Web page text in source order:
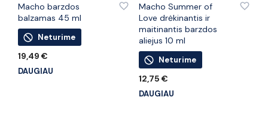
Macho barzdos
balzamas 45 ml
Neturime
19,49 €
DAUGIAU
Macho Summer of
Love drėkinantis ir
maitinantis barzdos
aliejus 10 ml
Neturime
12,75 €
DAUGIAU